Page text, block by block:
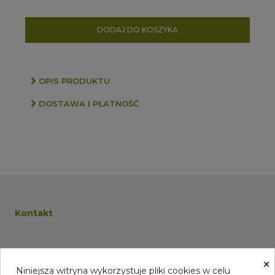
DODAJ DO KOSZYKA
OPIS PRODUKTU
DOSTAWA I PŁATNOŚĆ
Kontakt
×
Niniejsza witryna wykorzystuje pliki cookies w celu